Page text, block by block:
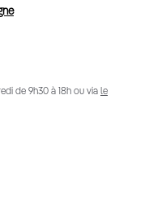
de 9h30 à 18h ou via le